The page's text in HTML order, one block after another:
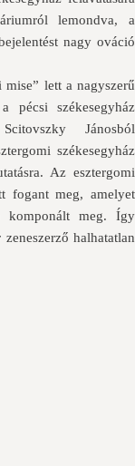
lemondva, a
nagy ováció
mise” lett a nagyszerű
pécsi székesegyház
Jánosból
székesegyház
Az esztergomi
fogant meg, amelyet
komponált meg. Így
halhatatlan